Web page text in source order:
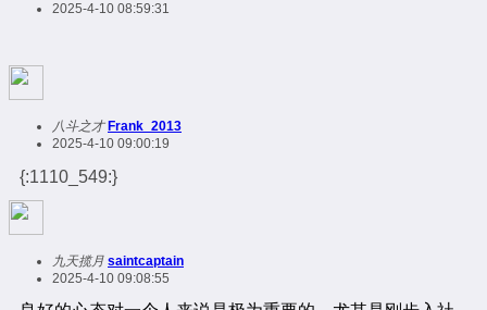
2025-4-10 08:59:31
八斗之才 Frank_2013
2025-4-10 09:00:19
{:1110_549:}
九天揽月 saintcaptain
2025-4-10 09:08:55